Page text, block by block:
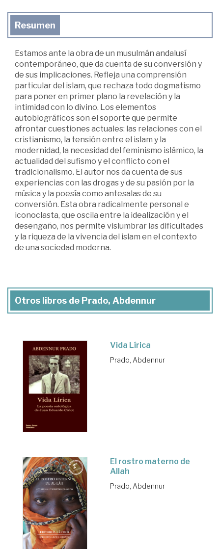
Resumen
Estamos ante la obra de un musulmán andalusí
contemporáneo, que da cuenta de su conversión y
de sus implicaciones. Refleja una comprensión
particular del islam, que rechaza todo dogmatismo
para poner en primer plano la revelación y la
intimidad con lo divino. Los elementos
autobiográficos son el soporte que permite
afrontar cuestiones actuales: las relaciones con el
cristianismo, la tensión entre el islam y la
modernidad, la necesidad del feminismo islámico, la
actualidad del sufismo y el conflicto con el
tradicionalismo. El autor nos da cuenta de sus
experiencias con las drogas y de su pasión por la
música y la poesía como antesalas de su
conversión. Esta obra radicalmente personal e
iconoclasta, que oscila entre la idealización y el
desengaño, nos permite vislumbrar las dificultades
y la riqueza de la vivencia del islam en el contexto
de una sociedad moderna.
Otros libros de Prado, Abdennur
Vida Lírica
Prado, Abdennur
El rostro materno de
Allah
Prado, Abdennur